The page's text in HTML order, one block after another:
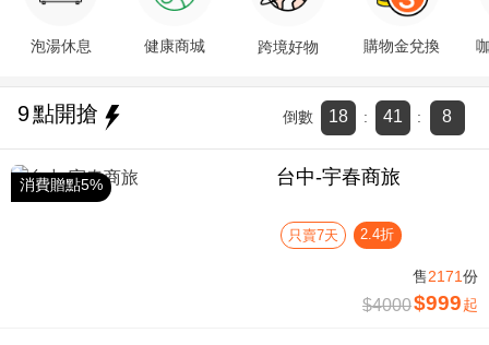
泡湯休息 健康商城 跨境好物 購物金兌換
9點開搶 倒數 18 : 41 : 7
消費贈點5% 台中-宇春商旅
只賣7天 2.4折
售2171份
$4000$999 起